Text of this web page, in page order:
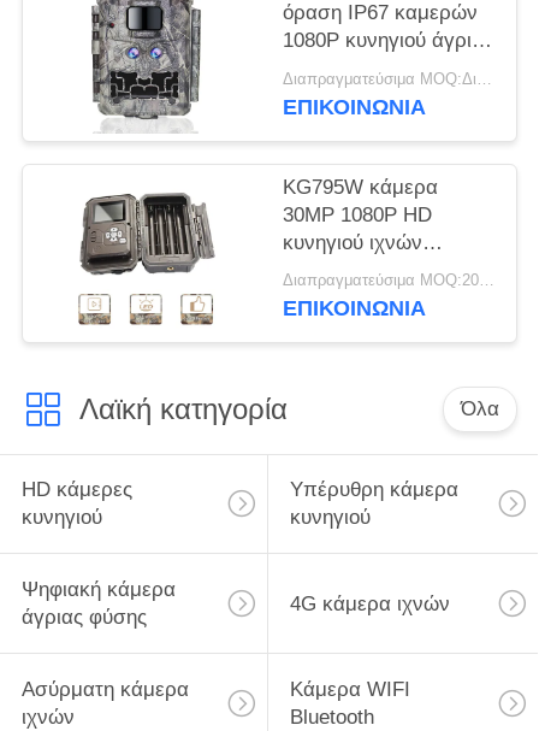
όραση IP67 καμερών
1080P κυνηγιού άγριας
φύσης φακών
Διαπραγματεύσιμα MOQ:Διαπραγματεύσιμος
ΕΠΙΚΟΙΝΩΝΙΑ
KG795W κάμερα
30MP 1080P HD
κυνηγιού ιχνών
ΥΨΗΛΏΝ ΣΗΜΕΊΩΝ
για το ζώο άγριας
Διαπραγματεύσιμα MOQ:20pcs
ΕΠΙΚΟΙΝΩΝΙΑ
Λαϊκή κατηγορία Όλα
HD κάμερες
κυνηγιού
Υπέρυθρη κάμερα
κυνηγιού
Ψηφιακή κάμερα
άγριας φύσης
4G κάμερα ιχνών
Ασύρματη κάμερα
ιχνών
Κάμερα WIFI
Bluetooth